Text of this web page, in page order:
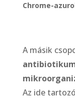
Chrome-
A másik
Az ide